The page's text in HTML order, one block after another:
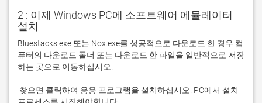
2 : 이제 Windows PC에 소프트웨어 에뮬레이터
설치
Bluestacks.exe 또는 Nox.exe를 성공적으로 다운로드 한 경우 컴
퓨터의 다운로드 폴더 또는 다운로드 한 파일을 일반적으로 저장